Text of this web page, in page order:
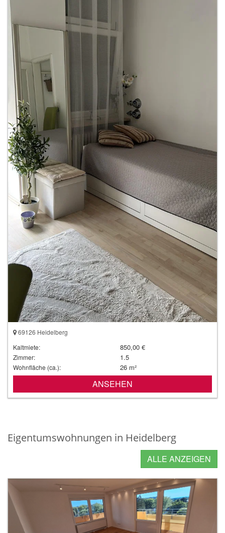
69126 Heidelberg
Kaltmiete:
850,00 €
Zimmer: 1.5
Wohnfläche (ca.): 26 m²
ANSEHEN
Eigentumswohnungen in Heidelberg
ALLE ANZEIGEN